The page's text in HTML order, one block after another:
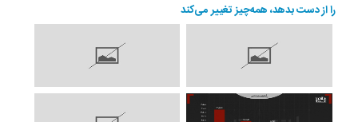
را از دست بدهد، همه‌چیز تغییر می‌کند